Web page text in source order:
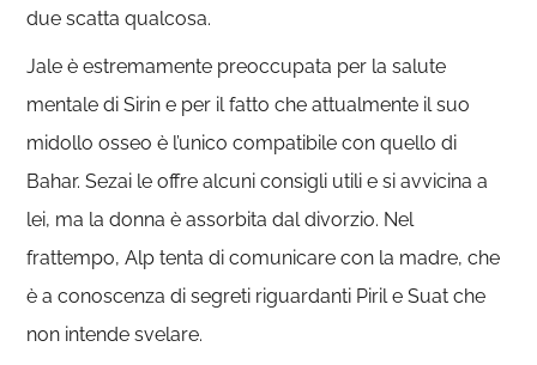
due scatta qualcosa.
Jale è estremamente preoccupata per la salute
mentale di Sirin e per il fatto che attualmente il suo
midollo osseo è l’unico compatibile con quello di
Bahar. Sezai le offre alcuni consigli utili e si avvicina a
lei, ma la donna è assorbita dal divorzio. Nel
frattempo, Alp tenta di comunicare con la madre, che
è a conoscenza di segreti riguardanti Piril e Suat che
non intende svelare.